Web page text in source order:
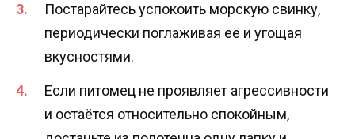
Постарайтесь успокоить морскую свинку,
периодически поглаживая её и угощая
вкусностями.
Если питомец не проявляет агрессивности
и остаётся относительно спокойным,